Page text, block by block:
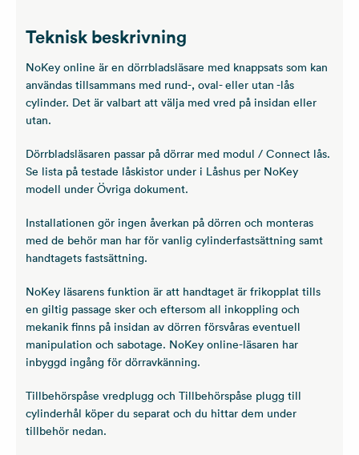
Teknisk beskrivning
NoKey online är en dörrbladsläsare med knappsats som kan
användas tillsammans med rund-, oval- eller utan -lås
cylinder. Det är valbart att välja med vred på insidan eller
utan.
Dörrbladsläsaren passar på dörrar med modul / Connect lås.
Se lista på testade låskistor under i Låshus per NoKey
modell under Övriga dokument.
Installationen gör ingen åverkan på dörren och monteras
med de behör man har för vanlig cylinderfastsättning samt
handtagets fastsättning.
NoKey läsarens funktion är att handtaget är frikopplat tills
en giltig passage sker och eftersom all inkoppling och
mekanik finns på insidan av dörren försvåras eventuell
manipulation och sabotage. NoKey online-läsaren har
inbyggd ingång för dörravkänning.
Tillbehörspåse vredplugg och Tillbehörspåse plugg till
cylinderhål köper du separat och du hittar dem under
tillbehör nedan.